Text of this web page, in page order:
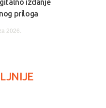
izdanje
priloga
2026.